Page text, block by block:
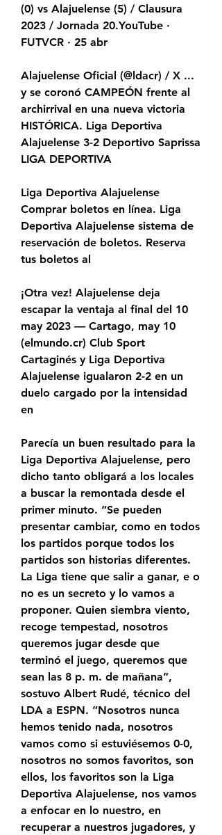
(0) vs Alajuelense (5) / Clausura
2023 / Jornada 20.YouTube ·
FUTVCR · 25 abr
Alajuelense Oficial (@ldacr) / X ...
y se coronó CAMPEÓN frente al
archirrival en una nueva victoria
HISTÓRICA. Liga Deportiva
Alajuelense 3-2 Deportivo Saprissa
LIGA DEPORTIVA
Liga Deportiva Alajuelense
Comprar boletos en línea. Liga
Deportiva Alajuelense sistema de
reservación de boletos. Reserva
tus boletos al
¡Otra vez! Alajuelense deja
escapar la ventaja al final del 10
may 2023 — Cartago, may 10
(elmundo.cr) Club Sport
Cartaginés y Liga Deportiva
Alajuelense igualaron 2-2 en un
duelo cargado por la intensidad
en
Parecía un buen resultado para la
Liga Deportiva Alajuelense, pero
dicho tanto obligará a los locales
a buscar la remontada desde el
primer minuto. “Se pueden
presentar cambiar, como en todos
los partidos porque todos los
partidos son historias diferentes.
La Liga tiene que salir a ganar, e o
no es un secreto y lo vamos a
proponer. Quien siembra viento,
recoge tempestad, nosotros
queremos jugar desde que
terminó el juego, queremos que
sean las 8 p. m. de mañana”,
sostuvo Albert Rudé, técnico del
LDA a ESPN. “Nosotros nunca
hemos tenido nada, nosotros
vamos como si estuviésemos 0-0,
nosotros no somos favoritos, son
ellos, los favoritos son la Liga
Deportiva Alajuelense, nos vamos
a enfocar en lo nuestro, en
recuperar a nuestros jugadores, y